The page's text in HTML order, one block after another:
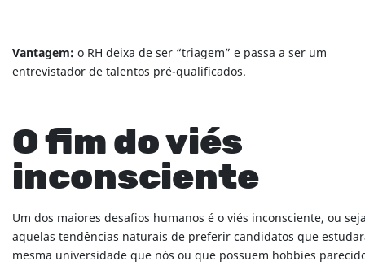
Vantagem: o RH deixa de ser “triagem” e passa a ser um
entrevistador de talentos pré-qualificados.
O fim do viés
inconsciente
Um dos maiores desafios humanos é o viés inconsciente, ou
aquelas tendências naturais de preferir candidatos que
mesma universidade que nós ou que possuem hobbies